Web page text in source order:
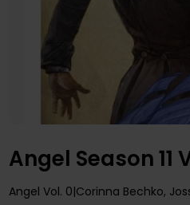
Angel Season 11
Angel Vol. 0 Corinna Bechko,